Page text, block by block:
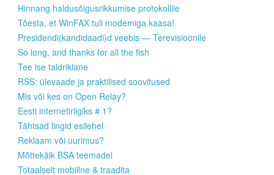
Hinnang haldusõigusrikkumise protokollile
Tõesta, et WinFAX tuli modemiga kaasa!
Presidendi(kandidaadi)d veebis — Terevisioonile
So long, and thanks for all the fish
Tee ise taldriklane
RSS: ülevaade ja praktilised soovitused
Mis või kes on Open Relay?
Eesti internetiriigiks # 1?
Tähtsad lingid esilehel
Reklaam või uurimus?
Mõttekäik BSA teemadel
Totaalselt mobiilne & traadita